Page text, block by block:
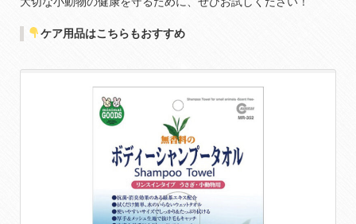
ケア用品はこちらもおすすめ